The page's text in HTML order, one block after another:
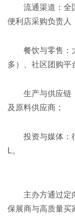
流通渠道‌：全
便利店采购负责人
餐饮与零售‌：
多）、社区团购平
生产与供应链‌
及原料供应商；
投资与媒体‌：
L。
主办方通过定
保展商与高质量买